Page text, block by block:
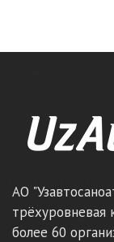
АО
трёхуровневая
более 60